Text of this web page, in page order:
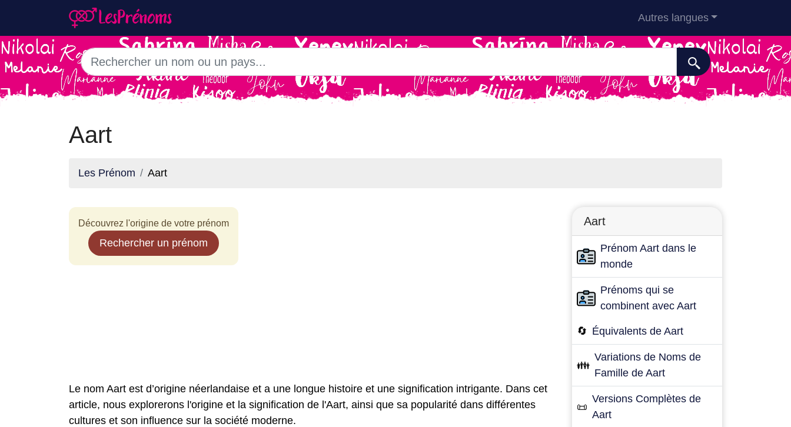
Autres langues
Aart
Les Prénom Aart
Découvrez l'origine de votre prénom
Rechercher un prénom
Le nom Aart est d’origine néerlandaise et a une longue histoire et une signification intrigante. Dans cet
article, nous explorerons l'origine et la signification de l'Aart, ainsi que sa popularité dans différentes
cultures et son influence sur la société moderne.
Aart
Prénom Aart dans le
monde
Prénoms qui se
combinent avec Aart
🔄 Équivalents de Aart
👪
Variations de Noms de
Famille de Aart
📜
Versions Complètes de
Aart